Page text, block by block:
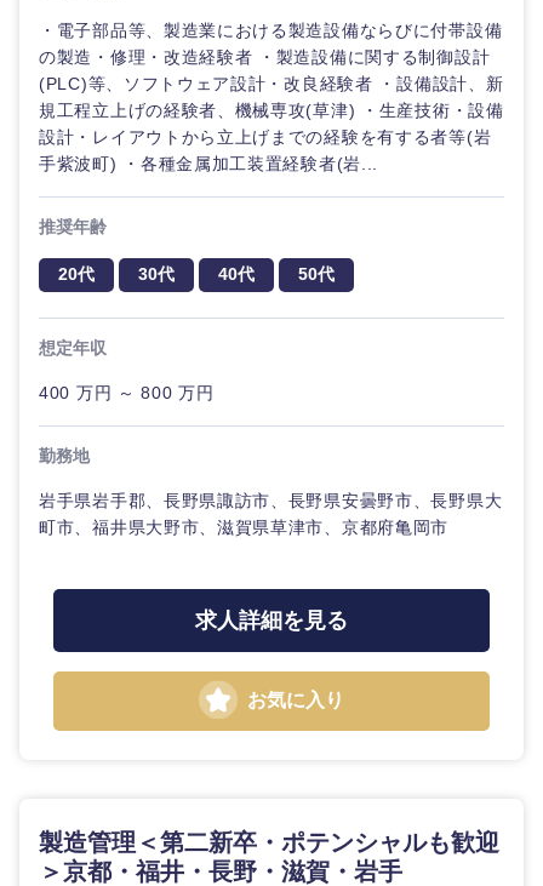
・電子部品等、製造業における製造設備ならびに付帯設備
の製造・修理・改造経験者 ・製造設備に関する制御設計
(PLC)等、ソフトウェア設計・改良経験者 ・設備設計、新
規工程立上げの経験者、機械専攻(草津) ・生産技術・設備
設計・レイアウトから立上げまでの経験を有する者等(岩
手紫波町) ・各種金属加工装置経験者(岩...
推奨年齢
20代 30代 40代 50代
想定年収
400 万円 ～ 800 万円
勤務地
岩手県岩手郡、長野県諏訪市、長野県安曇野市、長野県大
町市、福井県大野市、滋賀県草津市、京都府亀岡市
求人詳細を見る
お気に入り
製造管理＜第二新卒・ポテンシャルも歓迎
＞京都・福井・長野・滋賀・岩手